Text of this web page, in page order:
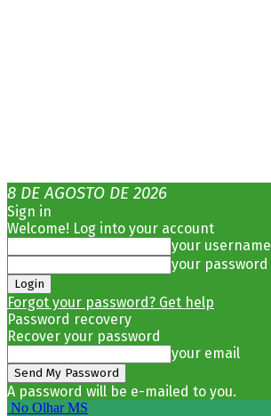
8 DE AGOSTO DE 2026
Sign in
Welcome! Log into your account
your username
your password
Forgot your password? Get help
Password recovery
Recover your password
your email
A password will be e-mailed to you.
No Olhar MS